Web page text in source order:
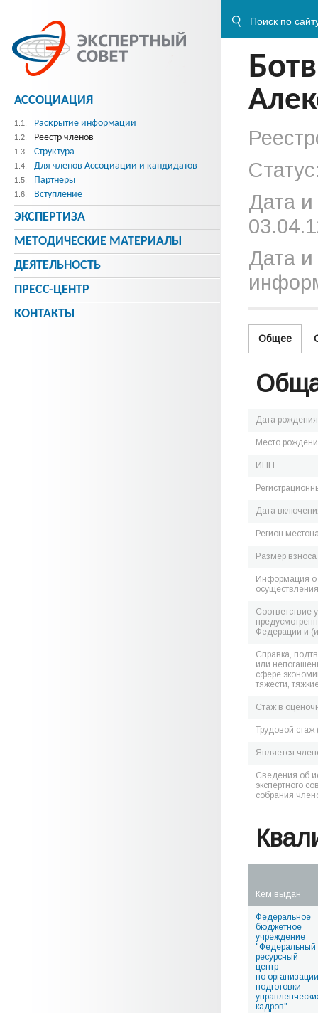
Дата
Дата и
Общее
Дата рождения
Место
ИНН
Дата
Регион
Размер
Информация о
Соответствие
Федерации и
Справка,
или
сфере
тяжести,
Стаж в
Трудовой стаж
Является
Сведения об
экспертного
собрания
Кем выдан
Федеральное
бюджетное
учреждение
"Федеральный
ресурсный
центр
по организации
подготовки
кадров"
АССОЦИАЦИЯ
1.1. Раскрытие информации
1.2. Реестр членов
1.3. Структура
1.4. Для членов Ассоциации и кандидатов
1.5. Партнеры
1.6. Вступление
ЭКСПЕРТИЗА
МЕТОДИЧЕСКИE МАТЕРИАЛЫ
ДЕЯТЕЛЬНОСТЬ
ПРЕСС-ЦЕНТР
КОНТАКТЫ